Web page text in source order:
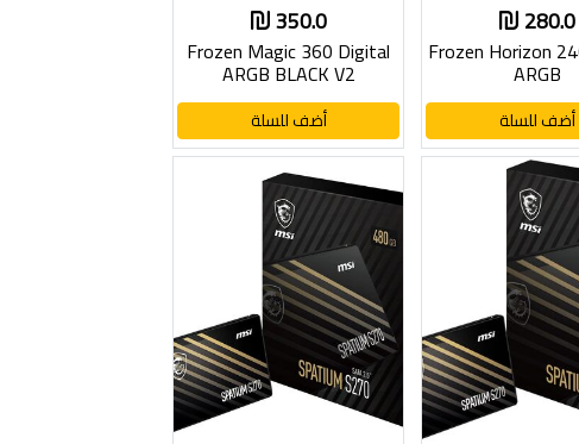
280.0
Frozen Horizon
ARGB
أضف للسلة
350.0
Frozen Magic 360 Digital
ARGB BLACK V2
أضف للسلة